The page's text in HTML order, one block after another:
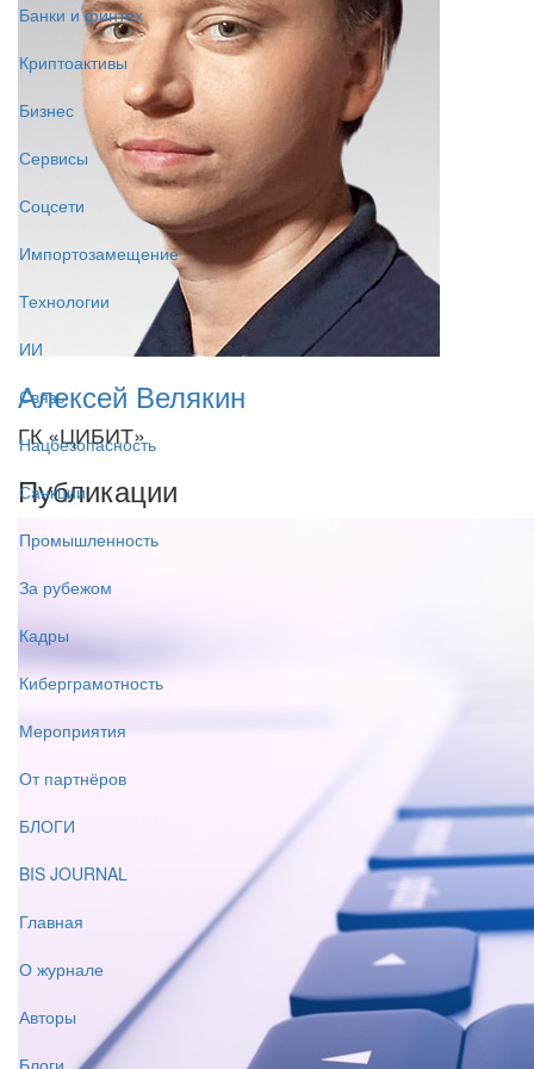
Банки и финтех
Криптоактивы
Бизнес
Сервисы
Соцсети
Импортозамещение
Технологии
ИИ
Связь
Нацбезопасность
Санкции
Промышленность
За рубежом
Кадры
Киберграмотность
Мероприятия
От партнёров
БЛОГИ
BIS JOURNAL
Главная
О журнале
Авторы
Блоги
Алексей Велякин
ГК «ЦИБИТ»
Публикации